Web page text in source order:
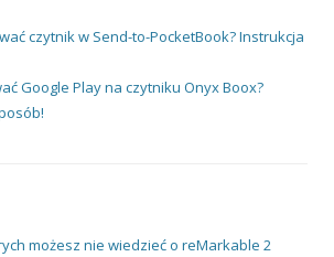
czytnik w Send-to-PocketBook? Instrukcja
Google Play na czytniku Onyx Boox?
możesz nie wiedzieć o reMarkable 2